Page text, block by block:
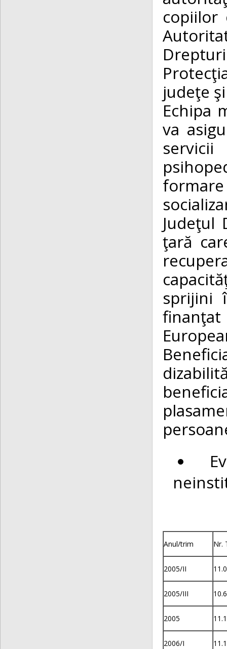
copiilor
judeţe
Echipa
va
Judeţul
ţară
sprijini
finanţat
Anul/trim Nr.
2005/II
2005/III
2005
2006/I